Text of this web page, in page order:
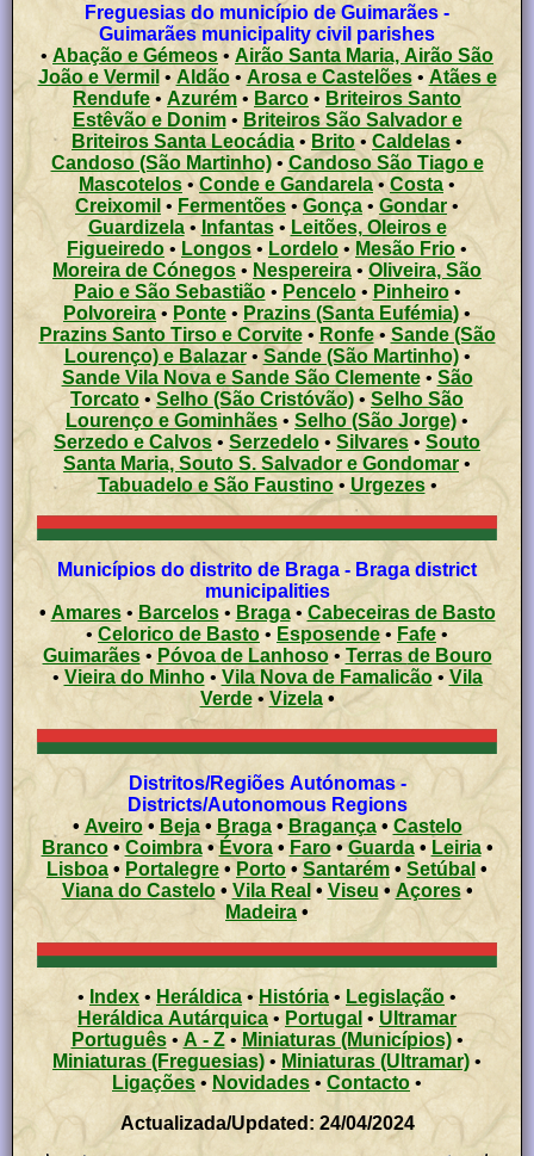
Freguesias do município de Guimarães -
Guimarães municipality civil parishes
•Abação e Gémeos • Airão Santa Maria, Airão São
João e Vermil • Aldão• Arosa e Castelões• Atães e
Rendufe • Azurém• Barco • Briteiros Santo
Estêvão e Donim • Briteiros São Salvador e
Briteiros Santa Leocádia • Brito• Caldelas •
Candoso (São Martinho) •Candoso São Tiago e
Mascotelos •Conde e Gandarela•Costa •
Creixomil • Fermentões • Gonça • Gondar •
Guardizela• Infantas•Leitões, Oleiros e
Figueiredo • Longos • Lordelo • Mesão Frio •
Moreira de Cónegos • Nespereira •Oliveira, São
Paio e São Sebastião• Pencelo• Pinheiro•
Polvoreira • Ponte • Prazins (Santa Eufémia)•
Prazins Santo Tirso e Corvite• Ronfe•Sande (São
Lourenço) e Balazar• Sande (São Martinho)•
Sande Vila Nova e Sande São Clemente• São
Torcato •Selho (São Cristóvão) •Selho São
Lourenço e Gominhães • Selho (São Jorge)•
Serzedo e Calvos• Serzedelo • Silvares • Souto
Santa Maria, Souto S. Salvador e Gondomar •
Tabuadelo e São Faustino• Urgezes•
Municípios do distrito de Braga - Braga district
municipalities
• Amares• Barcelos• Braga• Cabeceiras de Basto
•
Celorico de Basto • Esposende • Fafe •
Guimarães• Póvoa de Lanhoso•
Terras de Bouro
• Vieira do Minho• Vila Nova de Famalicão•Vila
Verde•Vizela•
Distritos/Regiões Autónomas -
Districts/Autonomous Regions
• Aveiro• Beja• Braga• Bragança• Castelo
Branco•Coimbra•Évora• Faro•Guarda• Leiria•
Lisboa • Portalegre •Porto •Santarém• Setúbal •
Viana do Castelo• Vila Real • Viseu• Açores •
Madeira •
• Index • Heráldica•História • Legislação •
Heráldica Autárquica• Portugal • Ultramar
Português•A - Z• Miniaturas (Municípios)•
Miniaturas (Freguesias) • Miniaturas (Ultramar) •
Ligações• Novidades • Contacto •
Actualizada/Updated: 24/04/2024